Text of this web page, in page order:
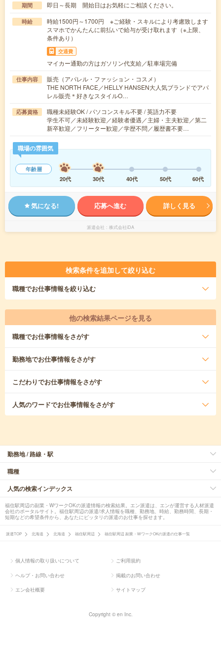
期間 即日～長期 開始日はお気軽にご相談ください。
時給
時給1500円～1700円 ※ご経験・スキルにより考慮致します
スマホでかんたんに前払いで給与が受け取れます（※上限、
条件あり）
交通費
マイカー通勤の方はガソリン代支給／駐車場完備
仕事内容
販売（アパレル・ファッション・コスメ）
THE NORTH FACE／HELLY HANSEN大人気ブランドでアパ
レル販売＊好きなスタイルO…
応募資格
職種未経験OK / パソコンスキル不要 / 英語力不要
学生不可／未経験歓迎／経験者優遇／主婦・主夫歓迎／第二
新卒歓迎／フリーター歓迎／学歴不問／履歴書不要…
職場の雰囲気
年齢層
20代
30代 40代 50代 60代
気になる! 応募へ進む 詳しく見る
派遣会社 株式会社iDA
検索条件を追加して絞り込む
職種でお仕事情報を絞り込む
他の検索結果ページを見る
職種でお仕事情報をさがす
勤務地でお仕事情報をさがす
こだわりでお仕事情報をさがす
人気のワードでお仕事情報をさがす
勤務地 / 路線・駅
職種
人気の検索インデックス
福住駅周辺の副業・WワークOKの派遣情報の検索結果。エン派遣は、エンが運営する人材派遣
会社のポータルサイト。福住駅周辺の派遣/求人情報を職種、勤務地、時給、勤務時間、長期・
短期などの希望条件から、あなたにピッタリの派遣のお仕事を探せます。
派遣TOP 北海道 北海道 福住駅周辺 福住駅周辺 副業・WワークOKの派遣の仕事一覧
個人情報の取り扱いについて ご利用規約
ヘルプ・お問い合わせ 掲載のお問い合わせ
エン会社概要 サイトマップ
Copyright © en Inc.